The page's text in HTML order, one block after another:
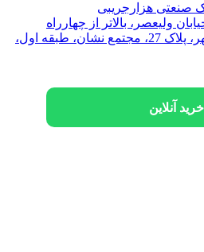
صنعتی هزارجریبی
ولیعصر، بالاتر از چهارراه
ولیعصر، خیابان بزرگمهر، پلاک 27، مجتمع نشان، طبقه اول،
آنلاین